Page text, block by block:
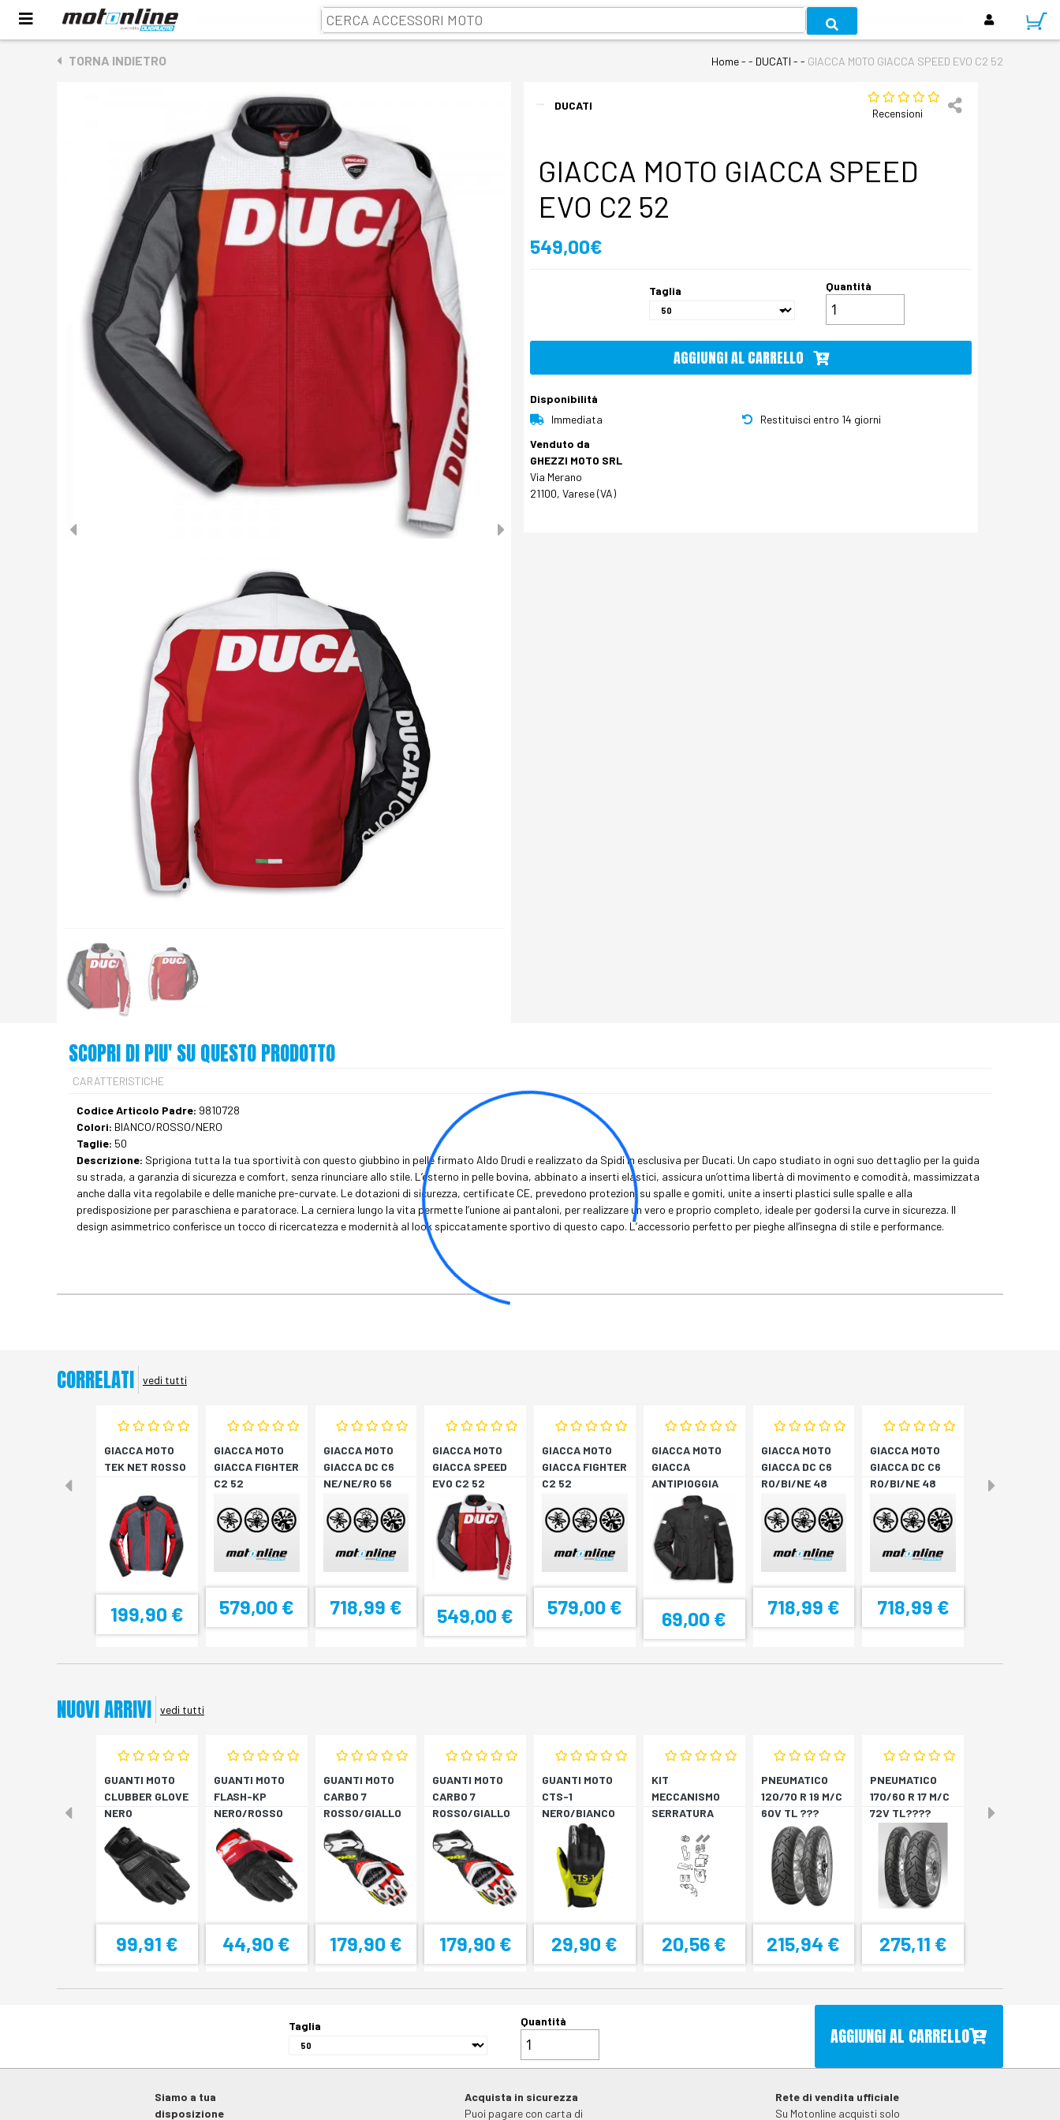
TORNA INDIETRO Home- - DUCATI - - GIACCA MOTO GIACCA SPEED EVO C2 52
DUCATI
Recensioni
GIACCA MOTO GIACCA SPEED
EVO C2 52
549,00€
Taglia Quantità
AGGIUNGI AL CARRELLO
Disponibilità
Immediata
Restituisci entro 14 giorni
Venduto da
GHEZZI MOTO SRL
Via Merano
21100, Varese (VA)
SCOPRI DI PIU' SU QUESTO PRODOTTO
CARATTERISTICHE
Codice Articolo Padre: 9810728
Colori: BIANCO/ROSSO/NERO
Taglie: 50
Descrizione: Sprigiona tutta la tua sportività con questo giubbino in pelle firmato Aldo Drudi e realizzato da Spidi in esclusiva per Ducati. Un capo studiato in ogni suo dettaglio per la guida
su strada, a garanzia di sicurezza e comfort, senza rinunciare allo stile. L’esterno in pelle bovina, abbinato a inserti elastici, assicura un’ottima libertà di movimento e comodità, massimizzata
anche dalla vita regolabile e delle maniche pre-curvate. Le dotazioni di sicurezza, certificate CE, prevedono protezioni su spalle e gomiti, unite a inserti plastici sulle spalle e alla
predisposizione per paraschiena e paratorace. La cerniera lungo la vita permette l’unione ai pantaloni, per realizzare un vero e proprio completo, ideale per godersi la curve in sicurezza. Il
design asimmetrico conferisce un tocco di ricercatezza e modernità al look spiccatamente sportivo di questo capo. L’accessorio perfetto per pieghe all’insegna di stile e performance.
CORRELATI vedi tutti
GIACCA MOTO
TEK NET ROSSO
199,90 €
GIACCA MOTO
GIACCA FIGHTER
C2 52
579,00 €
GIACCA MOTO
GIACCA DC C6
NE/NE/RO 56
718,99 €
GIACCA MOTO
GIACCA SPEED
EVO C2 52
549,00 €
GIACCA MOTO
GIACCA FIGHTER
C2 52
579,00 €
GIACCA MOTO
GIACCA
ANTIPIOGGIA
STRADA V3 N
69,00 €
GIACCA MOTO
GIACCA DC C6
RO/BI/NE 48
718,99 €
GIACCA MOTO
GIACCA DC C6
RO/BI/NE 48
718,99 €
NUOVI ARRIVI vedi tutti
GUANTI MOTO
CLUBBER GLOVE
NERO
99,91 €
GUANTI MOTO
FLASH-KP
NERO/ROSSO
44,90 €
GUANTI MOTO
CARBO 7
ROSSO/GIALLO
FLUORESCENTE
179,90 €
GUANTI MOTO
CARBO 7
ROSSO/GIALLO
FLUORESCENTE
179,90 €
GUANTI MOTO
CTS-1
NERO/BIANCO
29,90 €
KIT
MECCANISMO
SERRATURA
20,56 €
PNEUMATICO
120/70 R 19 M/C
60V TL ???
SCORPION T *A
215,94 €
PNEUMATICO
170/60 R 17 M/C
72V TL????
SCORPION T *P
275,11 €
Taglia Quantità
AGGIUNGI AL CARRELLO
Siamo a tua
disposizione
Acquista in sicurezza
Puoi pagare con carta di
Rete di vendita ufficiale
Su Motonline acquisti solo